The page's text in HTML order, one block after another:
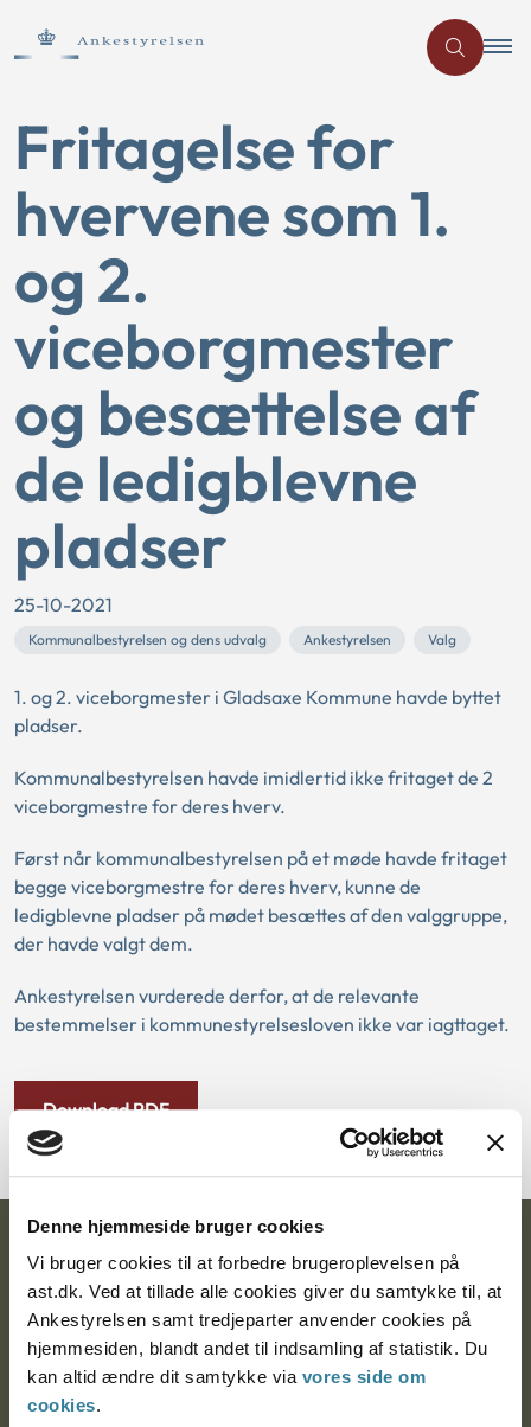
Denne hjemmeside bruger cookies
Vi bruger cookies til at forbedre brugeroplevelsen på
ast.dk. Ved at tillade alle cookies giver du samtykke til, at
Ankestyrelsen samt tredjeparter anvender cookies på
hjemmesiden, blandt andet til indsamling af statistik. Du
kan altid ændre dit samtykke via vores side om
cookies.
Fritagelse for
hvervene som 1.
og 2.
viceborgmester
og besættelse af
de ledigblevne
pladser
25-10-2021
Kommunalbestyrelsen og dens udvalg Ankestyrelsen Valg
1. og 2. viceborgmester i Gladsaxe Kommune havde byttet
pladser.
Kommunalbestyrelsen havde imidlertid ikke fritaget de 2
viceborgmestre for deres hverv.
Først når kommunalbestyrelsen på et møde havde fritaget
begge viceborgmestre for deres hverv, kunne de
ledigblevne pladser på mødet besættes af den valggruppe,
der havde valgt dem.
Ankestyrelsen vurderede derfor, at de relevante
bestemmelser i kommunestyrelsesloven ikke var iagttaget.
Download PDF
Ankestyrelsen
Postadresse:
Nytorv 7, 2. sal
9000 Aalborg